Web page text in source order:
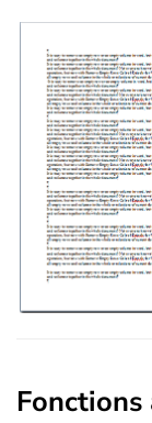
Fonctions